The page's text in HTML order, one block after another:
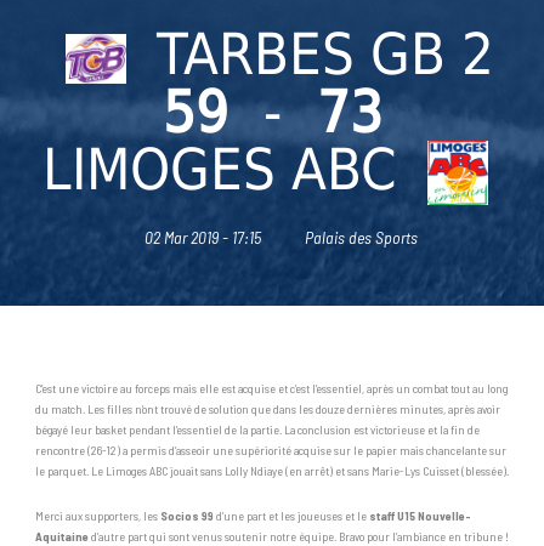
TARBES GB 2
59 - 73
LIMOGES ABC
02 Mar 2019 - 17:15 Palais des Sports
C’est une victoire au forceps mais elle est acquise et c’est l’essentiel, après un combat tout au long
du match. Les filles n’ont trouvé de solution que dans les douze dernières minutes, après avoir
bégayé leur basket pendant l’essentiel de la partie. La conclusion est victorieuse et la fin de
rencontre (26-12) a permis d’asseoir une supériorité acquise sur le papier mais chancelante sur
le parquet. Le Limoges ABC jouait sans Lolly Ndiaye (en arrêt) et sans Marie-Lys Cuisset (blessée).
Merci aux supporters, les Socios 99 d’une part et les joueuses et le staff U15 Nouvelle-
Aquitained’autre part qui sont venus soutenir notre équipe. Bravo pour l’ambiance en tribune !